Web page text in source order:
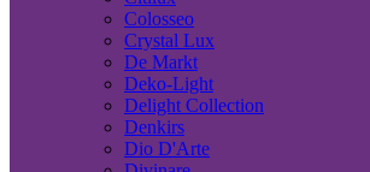
Colosseo
Crystal Lux
De Markt
Deko-Light
Delight Collection
Denkirs
Dio D'Arte